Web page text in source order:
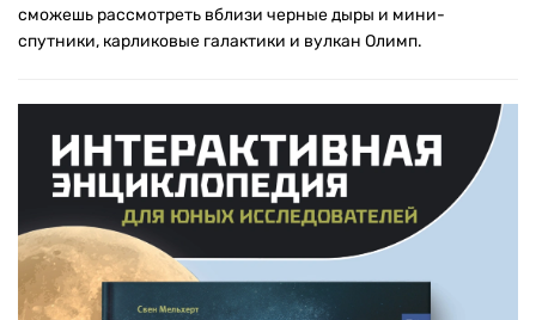
сможешь рассмотреть вблизи черные дыры и мини-
спутники, карликовые галактики и вулкан Олимп.